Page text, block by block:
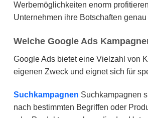
Werbemöglichkeiten enorm
Unternehmen ihre Botschaften
Welche Google Ads
Google Ads bietet eine Vielzahl von
eigenen Zweck und eignet sich für
Suchkampagnen Suchkampagnen
nach bestimmten Begriffen oder